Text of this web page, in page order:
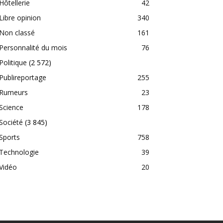
Hôtellerie
42
Libre opinion
340
Non classé
161
Personnalité du mois
76
Politique (2 572)
Publireportage
255
Rumeurs
23
178
(3 845)
758
Technologie
39
20